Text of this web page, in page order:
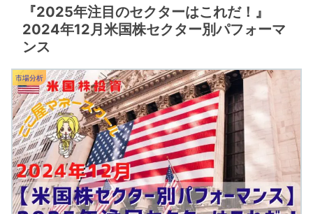
『2025年注目のセクターはこれだ！』
2024年12月米国株セクター別パフォーマ
ンス
市場分析